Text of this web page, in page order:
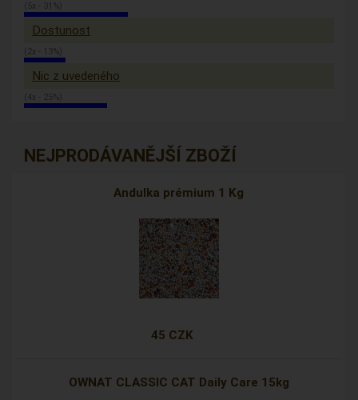
(5x - 31%)
Dostunost
(2x - 13%)
Nic z uvedeného
(4x - 25%)
NEJPRODÁVANĚJŠÍ ZBOŽÍ
Andulka prémium 1 Kg
45 CZK
OWNAT CLASSIC CAT Daily Care 15kg